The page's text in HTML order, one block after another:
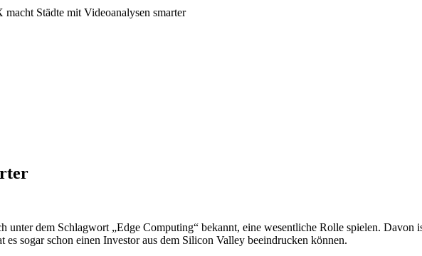
Städte mit Videoanalysen smarter
dem Schlagwort „Edge Computing“ bekannt, eine wesentliche Rolle spielen. Davon
sogar schon einen Investor aus dem Silicon Valley beeindrucken können.